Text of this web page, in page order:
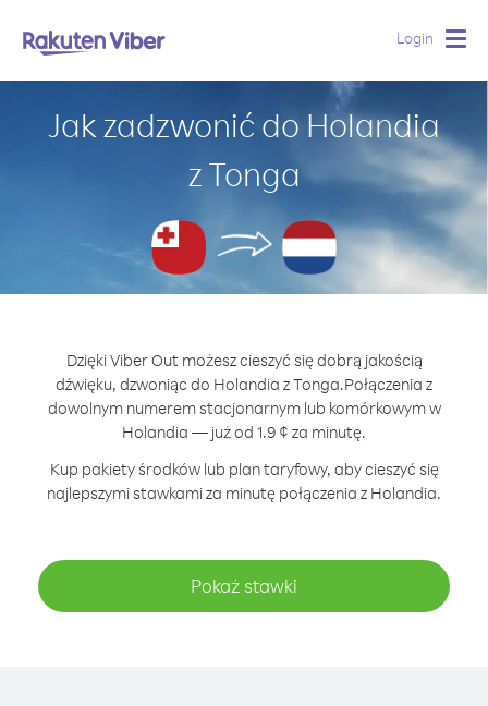
Login
Jak zadzwonić do Holandia
z Tonga
Dzięki Viber Out możesz cieszyć się dobrą jakością
dźwięku, dzwoniąc do Holandia z Tonga.Połączenia z
dowolnym numerem stacjonarnym lub komórkowym w
Holandia — już od 1.9 ¢ za minutę.
Kup pakiety środków lub plan taryfowy, aby cieszyć się
najlepszymi stawkami za minutę połączenia z Holandia.
Pokaż stawki